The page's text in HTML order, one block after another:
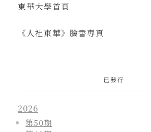
東華大學首頁
《人社東華》臉書專頁
已發行
2026
第50期